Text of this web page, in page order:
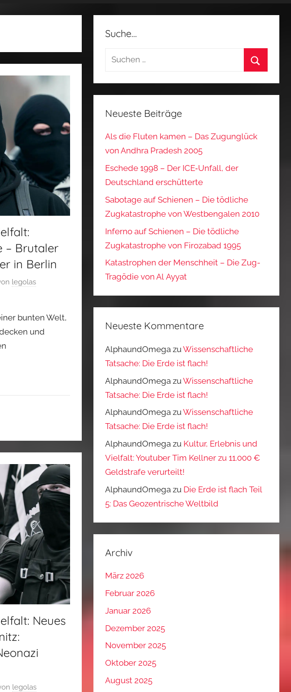
– Brutaler
in Berlin
legolas
bunten Welt,
und
Neues
legolas
Suche…
Suchen
Neueste Beiträge
Als die Fluten kamen – Das Zugunglück
von Andhra Pradesh 2005
Eschede 1998 – Der ICE‑Unfall, der
Deutschland erschütterte
Sabotage auf Schienen – Die tödliche
Zugkatastrophe von Westbengalen 2010
Inferno auf Schienen – Die tödliche
Zugkatastrophe von Firozabad 1995
Katastrophen der Menschheit – Die Zug-
Tragödie von Al Ayyat
Neueste Kommentare
AlphaundOmega zuWissenschaftliche
Tatsache: Die Erde ist flach!
AlphaundOmega zuWissenschaftliche
Tatsache: Die Erde ist flach!
AlphaundOmega zuWissenschaftliche
Tatsache: Die Erde ist flach!
AlphaundOmega zu Kultur, Erlebnis und
Vielfalt: Youtuber Tim Kellner zu 11.000 €
Geldstrafe verurteilt!
AlphaundOmega zu Die Erde ist flach Teil
5: Das Geozentrische Weltbild
Archiv
März 2026
Februar 2026
Januar 2026
Dezember 2025
November 2025
Oktober 2025
August 2025